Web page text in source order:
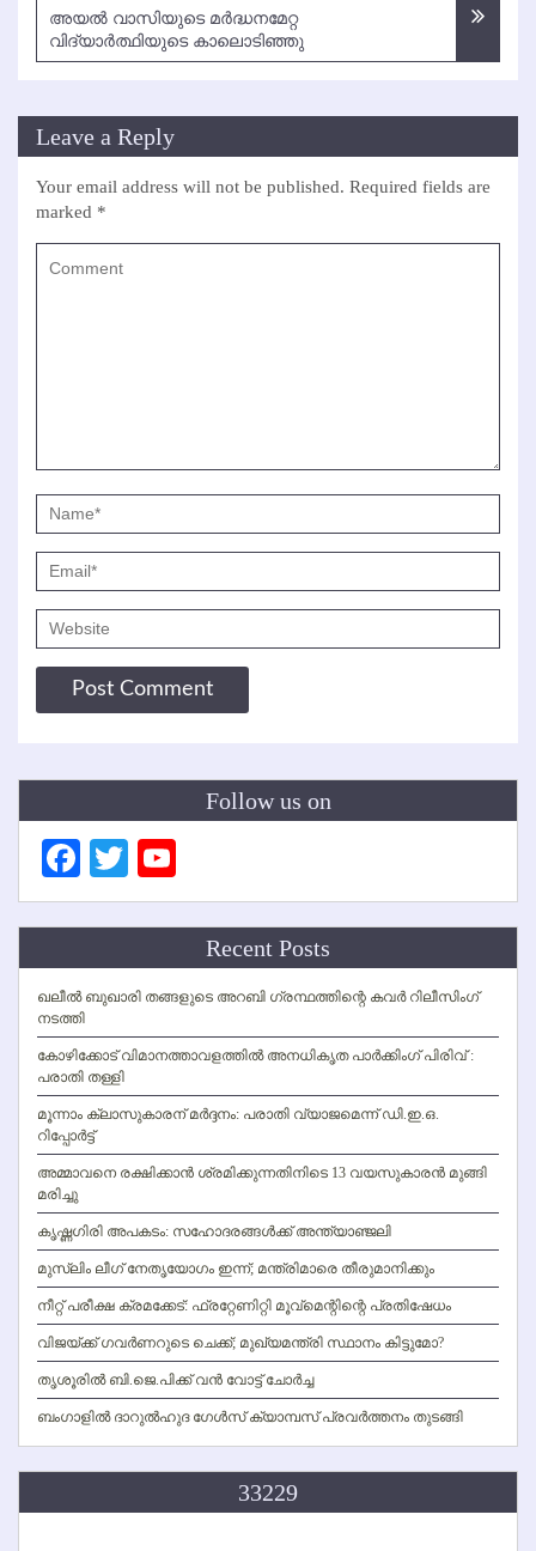
അയല്‍ വാസിയുടെ മര്‍ദ്ധനമേറ്റ
വിദ്യാര്‍ത്ഥിയുടെ കാലൊടിഞ്ഞു
Leave a Reply
Your email address will not be published. Required fields are
marked *
Follow us on
Facebook
Twitter
Channel
Recent Posts
ഖലീല്‍ ബുഖാരി തങ്ങളുടെ അറബി ഗ്രന്ഥത്തിന്റെ കവര്‍ റിലീസിംഗ്
നടത്തി
കോഴിക്കോട് വിമാനത്താവളത്തില്‍ അനധികൃത പാര്‍ക്കിംഗ് പിരിവ് :
പരാതി തള്ളി
മൂന്നാം ക്ലാസുകാരന് മര്‍ദ്ദനം: പരാതി വ്യാജമെന്ന് ഡി.ഇ.ഒ.
റിപ്പോര്‍ട്ട്
അമ്മാവനെ രക്ഷിക്കാന്‍ ശ്രമിക്കുന്നതിനിടെ 13 വയസുകാരന്‍ മുങ്ങി
മരിച്ചു
കൃഷ്ണഗിരി അപകടം: സഹോദരങ്ങള്‍ക്ക് അന്ത്യാഞ്ജലി
മുസ്ലിം ലീഗ് നേതൃയോഗം ഇന്ന്; മന്ത്രിമാരെ തീരുമാനിക്കും
നീറ്റ് പരീക്ഷ ക്രമക്കേട്: ഫ്രറ്റേണിറ്റി മൂവ്‌മെന്റിന്റെ പ്രതിഷേധം
വിജയ്ക്ക് ഗവര്‍ണറുടെ ചെക്ക്; മുഖ്യമന്ത്രി സ്ഥാനം കിട്ടുമോ?
തൃശൂരില്‍ ബി.ജെ.പിക്ക് വന്‍ വോട്ട് ചോര്‍ച്ച
ബംഗാളില്‍ ദാറുല്‍ഹുദ ഗേള്‍സ് ക്യാമ്പസ് പ്രവര്‍ത്തനം തുടങ്ങി
33229